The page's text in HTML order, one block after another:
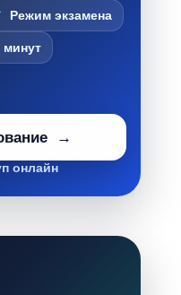
Режим экзамена
минут
онлайн